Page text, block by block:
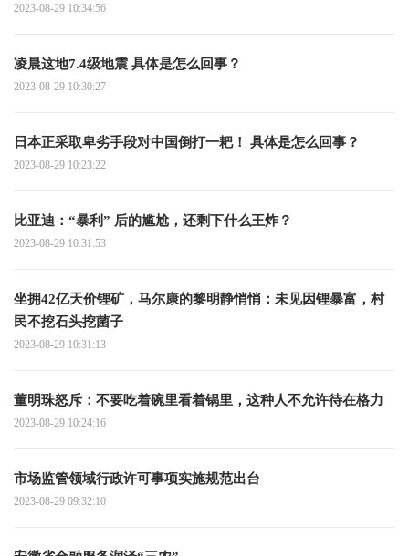
2023-08-29 10:34:56
凌晨这地7.4级地震 具体是怎么回事？
2023-08-29 10:30:27
日本正采取卑劣手段对中国倒打一耙！ 具体是怎么回事？
2023-08-29 10:23:22
比亚迪：“暴利” 后的尴尬，还剩下什么王炸？
2023-08-29 10:31:53
坐拥42亿天价锂矿，马尔康的黎明静悄悄：未见因锂暴富，村
民不挖石头挖菌子
2023-08-29 10:31:13
董明珠怒斥：不要吃着碗里看着锅里，这种人不允许待在格力
2023-08-29 10:24:16
市场监管领域行政许可事项实施规范出台
2023-08-29 09:32:10